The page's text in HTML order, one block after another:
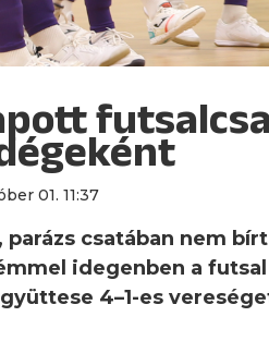
01. 11:37
parázs csatában nem
idegenben a
4–1-es